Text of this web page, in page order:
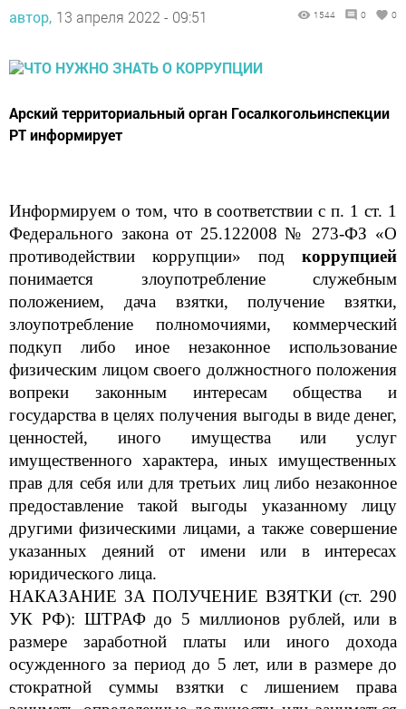
автор, 13 апреля 2022 - 09:51
Арский территориальный орган Госалкогольинспекции
РТ информирует
Информируем о том, что в соответствии с п. 1 ст. 1
Федерального закона от 25.122008 № 273-ФЗ «О
противодействии коррупции» под коррупцией
понимается злоупотребление служебным
положением, дача взятки, получение взятки,
злоупотребление полномочиями, коммерческий
подкуп либо иное незаконное использование
физическим лицом своего должностного положения
вопреки законным интересам общества и
государства в целях получения выгоды в виде денег,
ценностей, иного имущества или услуг
имущественного характера, иных имущественных
прав для себя или для третьих лиц либо незаконное
предоставление такой выгоды указанному лицу
другими физическими лицами, а также совершение
указанных деяний от имени или в интересах
юридического лица.
НАКАЗАНИЕ ЗА ПОЛУЧЕНИЕ ВЗЯТКИ (ст. 290
УК РФ): ШТРАФ до 5 миллионов рублей, или в
размере заработной платы или иного дохода
осужденного за период до 5 лет, или в размере до
стократной суммы взятки с лишением права
занимать определенные должности или заниматься